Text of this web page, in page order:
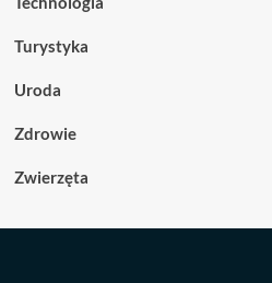
Turystyka
Uroda
Zdrowie
Zwierzęta